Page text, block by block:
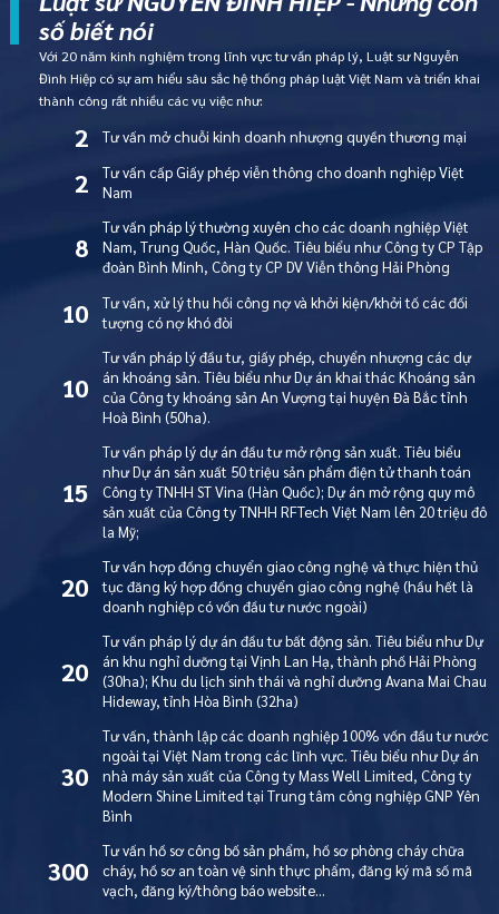
số biết nói
Với 20 năm kinh nghiệm trong lĩnh vực tư vấn pháp lý, Luật sư Nguyễn
Đình Hiệp có sự am hiểu sâu sắc hệ thống pháp luật Việt Nam và triển khai
thành công rất nhiều các vụ việc như:
2 Tư vấn mở chuỗi kinh doanh nhượng quyền thương mại
2
Tư vấn cấp Giấy phép viễn thông cho doanh nghiệp Việt
Nam
8
Tư vấn pháp lý thường xuyên cho các doanh nghiệp Việt
Nam, Trung Quốc, Hàn Quốc. Tiêu biểu như Công ty CP Tập
đoàn Bình Minh, Công ty CP DV Viễn thông Hải Phòng
10
Tư vấn, xử lý thu hồi công nợ và khởi kiện/khởi tố các đối
tượng có nợ khó đòi
10
Tư vấn pháp lý đầu tư, giấy phép, chuyển nhượng các dự
án khoáng sản. Tiêu biểu như Dự án khai thác Khoáng sản
của Công ty khoáng sản An Vượng tại huyện Đà Bắc tỉnh
Hoà Bình (50ha).
15
Tư vấn pháp lý dự án đầu tư mở rộng sản xuất. Tiêu biểu
như Dự án sản xuất 50 triệu sản phẩm điện tử thanh toán
Công ty TNHH ST Vina (Hàn Quốc); Dự án mở rộng quy mô
sản xuất của Công ty TNHH RFTech Việt Nam lên 20 triệu đô
la Mỹ;
20
Tư vấn hợp đồng chuyển giao công nghệ và thực hiện thủ
tục đăng ký hợp đồng chuyển giao công nghệ (hầu hết là
doanh nghiệp có vốn đầu tư nước ngoài)
20
Tư vấn pháp lý dự án đầu tư bất động sản. Tiêu biểu như Dự
án khu nghỉ dưỡng tại Vịnh Lan Hạ, thành phố Hải Phòng
(30ha); Khu du lịch sinh thái và nghỉ dưỡng Avana Mai Chau
Hideway, tỉnh Hòa Bình (32ha)
30
Tư vấn, thành lập các doanh nghiệp 100% vốn đầu tư nước
ngoài tại Việt Nam trong các lĩnh vực. Tiêu biểu như Dự án
nhà máy sản xuất của Công ty Mass Well Limited, Công ty
Modern Shine Limited tại Trung tâm công nghiệp GNP Yên
Bình
300
Tư vấn hồ sơ công bố sản phẩm, hồ sơ phòng cháy chữa
cháy, hồ sơ an toàn vệ sinh thực phẩm, đăng ký mã số mã
vạch, đăng ký/thông báo website…